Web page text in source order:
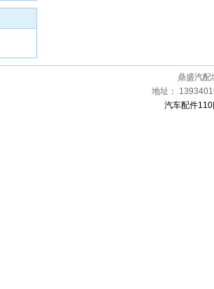
鼎盛汽配
地址：
汽车配件